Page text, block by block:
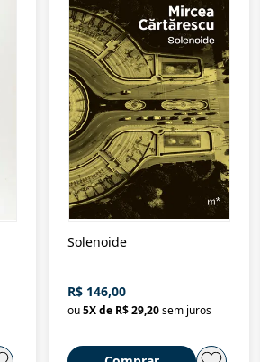
Solenoide
R$ 146,00
ou5X de R$ 29,20sem juros